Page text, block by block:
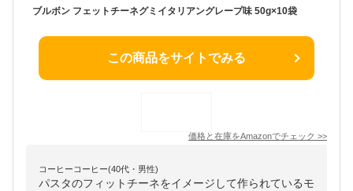
ブルボン フェットチーネグミイタリアングレープ味 50g×10袋
この商品をサイトでみる
価格と在庫をAmazonでチェック >>
コーヒーコーヒー(40代・男性)
パスタのフィットチーネをイメージして作られているモ